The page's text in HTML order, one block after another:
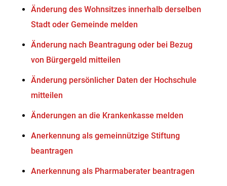
Änderung des Wohnsitzes innerhalb derselben
Stadt oder Gemeinde melden
Änderung nach Beantragung oder bei Bezug
von Bürgergeld mitteilen
Änderung persönlicher Daten der Hochschule
mitteilen
Änderungen an die Krankenkasse melden
Anerkennung als gemeinnützige Stiftung
beantragen
Anerkennung als Pharmaberater beantragen